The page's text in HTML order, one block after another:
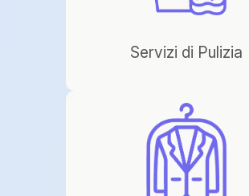
Servizi di Pulizia